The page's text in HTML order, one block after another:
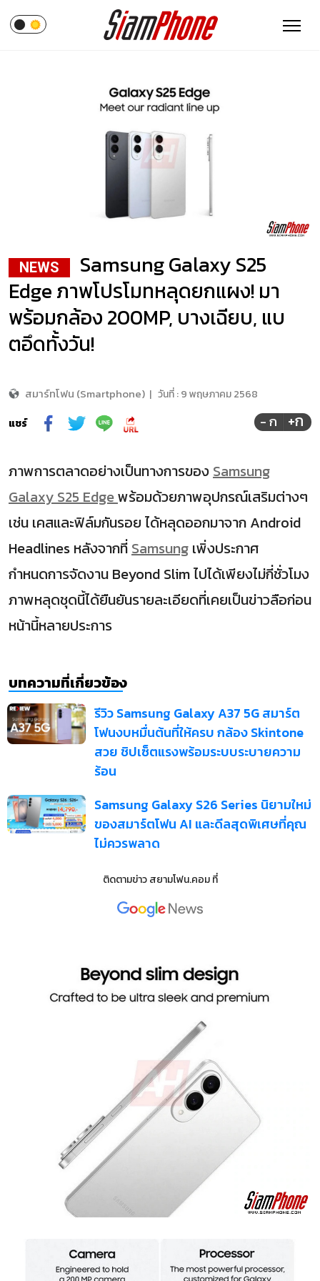
NEWS
Samsung Galaxy S25
Edge ภาพโปรโมทหลุดยกแผง! มา
พร้อมกล้อง 200MP, บางเฉียบ, แบ
ตอึดทั้งวัน!
สมาร์ทโฟน (Smartphone) | วันที่ :9 พฤษภาคม 2568
แชร์
- ก +ก
ภาพการตลาดอย่างเป็นทางการของ Samsung
Galaxy S25 Edgeพร้อมด้วยภาพอุปกรณ์เสริมต่างๆ
เช่น เคสและฟิล์มกันรอย ได้หลุดออกมาจาก Android
Headlines หลังจากที่ Samsung เพิ่งประกาศ
กำหนดการจัดงาน Beyond Slim ไปได้เพียงไม่กี่ชั่วโมง
ภาพหลุดชุดนี้ได้ยืนยันรายละเอียดที่เคยเป็นข่าวลือก่อน
หน้านี้หลายประการ
บทความที่เกี่ยวข้อง
รีวิว Samsung Galaxy A37 5G สมาร์ต
โฟนงบหมื่นต้นที่ให้ครบ กล้อง Skintone
สวย ชิปเซ็ตแรงพร้อมระบบระบายความ
ร้อน
Samsung Galaxy S26 Series นิยามใหม่
ของสมาร์ตโฟน AI และดีลสุดพิเศษที่คุณ
ไม่ควรพลาด
ติดตามข่าวสยามโฟน.คอมที่